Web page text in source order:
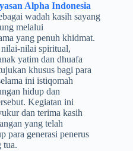
Alpha Indonesia
wadah kasih sayang
melalui
yang penuh khidmat.
nilai-nilai spiritual,
yatim dan dhuafa
khusus bagi para
ini istiqomah
hidup dan
Kegiatan ini
dan terima kasih
yang telah
para generasi penerus
tua.